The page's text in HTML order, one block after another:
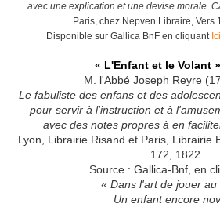
avec une explication et une devise morale.
Paris, chez Nepven Libraire, Vers
Disponible sur Gallica BnF en cliquant Ici
« L'Enfant et le Volant »
M. l'Abbé Joseph Reyre
Le fabuliste des enfans et des
pour servir à l'instruction et à
avec des notes propres à en
Lyon, Librairie Risand et Paris, Librairie
172, 1822
Source : Gallica-Bnf, en
« Dans l'art de jouer au
Un enfant encore